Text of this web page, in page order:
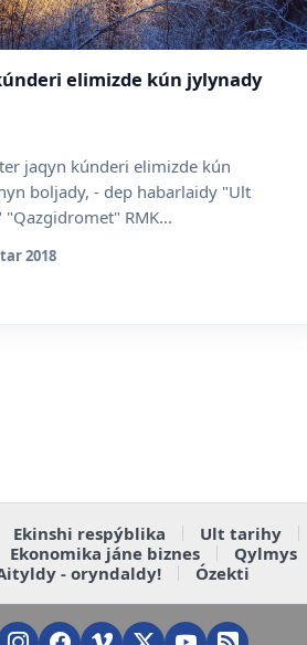
elimizde kún jylynady
jaqyn kúnderi elimizde kún
boljady, - dep habarlaidy "Ult
"Qazgidromet" RMK...
2018
Ekinshi respýblika Ult tarihy
Ekonomika jáne biznes Qylmys
- oryndaldy!
Ózekti